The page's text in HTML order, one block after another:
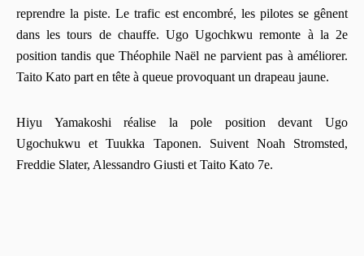
reprendre la piste. Le trafic est encombré, les pilotes se gênent
dans les tours de chauffe. Ugo Ugochkwu remonte à la 2e
position tandis que Théophile Naël ne parvient pas à améliorer.
Taito Kato part en tête à queue provoquant un drapeau jaune.
Hiyu Yamakoshi réalise la pole position devant Ugo
Ugochukwu et Tuukka Taponen. Suivent Noah Stromsted,
Freddie Slater, Alessandro Giusti et Taito Kato 7e.